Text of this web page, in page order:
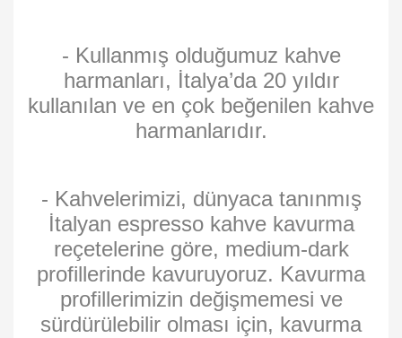
- Kullanmış olduğumuz kahve
harmanları, İtalya’da 20 yıldır
kullanılan ve en çok beğenilen kahve
harmanlarıdır.
- Kahvelerimizi, dünyaca tanınmış
İtalyan espresso kahve kavurma
reçetelerine göre, medium-dark
profillerinde kavuruyoruz. Kavurma
profillerimizin değişmemesi ve
sürdürülebilir olması için, kavurma